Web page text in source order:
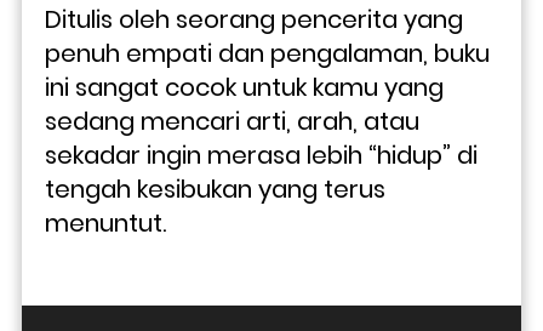
Ditulis oleh seorang pencerita yang
penuh empati dan pengalaman, buku
ini sangat cocok untuk kamu yang
sedang mencari arti, arah, atau
sekadar ingin merasa lebih “hidup” di
tengah kesibukan yang terus
menuntut.